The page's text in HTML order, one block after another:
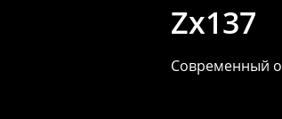
Zx137
Современный